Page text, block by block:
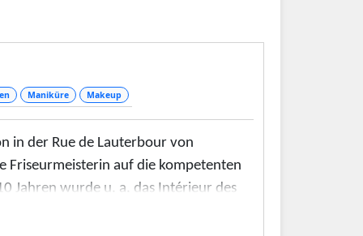
Maniküre Makeup
in der Rue de Lauterbour von
Friseurmeisterin auf die kompetenten
Jahren wurde u. a. das Intérieur des